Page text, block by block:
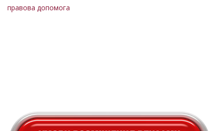
правова допомога